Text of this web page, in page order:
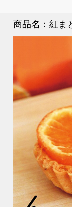
商品名：紅ま